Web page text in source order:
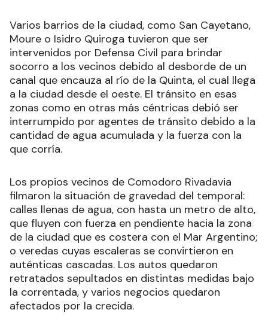
Varios barrios de la ciudad, como San Cayetano,
Moure o Isidro Quiroga tuvieron que ser
intervenidos por Defensa Civil para brindar
socorro a los vecinos debido al desborde de un
canal que encauza al río de la Quinta, el cual llega
a la ciudad desde el oeste. El tránsito en esas
zonas como en otras más céntricas debió ser
interrumpido por agentes de tránsito debido a la
cantidad de agua acumulada y la fuerza con la
que corría.
Los propios vecinos de Comodoro Rivadavia
filmaron la situación de gravedad del temporal:
calles llenas de agua, con hasta un metro de alto,
que fluyen con fuerza en pendiente hacia la zona
de la ciudad que es costera con el Mar Argentino;
o veredas cuyas escaleras se convirtieron en
auténticas cascadas. Los autos quedaron
retratados sepultados en distintas medidas bajo
la correntada, y varios negocios quedaron
afectados por la crecida.